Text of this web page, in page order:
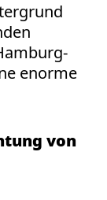
enorme
von